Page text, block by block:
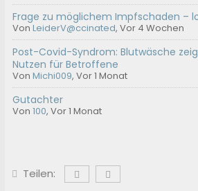
Frage zu möglichem Impfschaden –
VonLeiderV@ccinated,Vor 4 Wochen
Post-Covid-Syndrom: Blutwäsche
Nutzen für Betroffene
VonMichi009,Vor 1 Monat
Gutachter
Von100,Vor 1 Monat
Teilen: